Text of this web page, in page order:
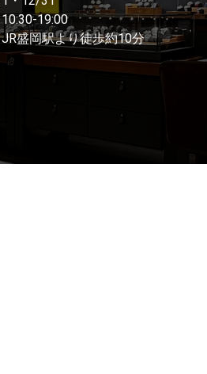
19:00
盛岡駅より徒歩約10分